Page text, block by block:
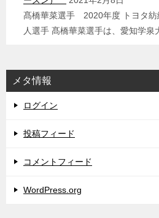
髙橋華菜選手 2020年度 トヨタ紡
人選手 髙橋華菜選手は、愛知学
メタ情報
ログイン
投稿フィード
コメントフィード
WordPress.org